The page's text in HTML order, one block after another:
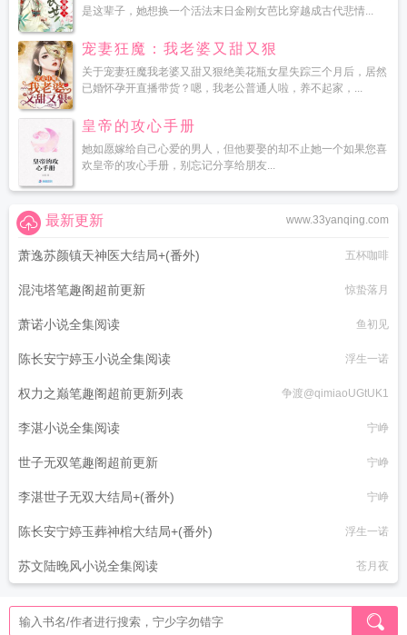
是这辈子，她想换一个活法末日金刚女芭比穿越成古代悲情...
宠妻狂魔：我老婆又甜又狠
关于宠妻狂魔我老婆又甜又狠绝美花瓶女星失踪三个月后，居然
已婚怀孕开直播带货？嗯，我老公普通人啦，养不起家，...
皇帝的攻心手册
她如愿嫁给自己心爱的男人，但他要娶的却不止她一个如果您喜
欢皇帝的攻心手册，别忘记分享给朋友...
www.33yanqing.com
最新更新
萧逸苏颜镇天神医大结局+(番外) 五杯咖啡
混沌塔笔趣阁超前更新 惊蛰落月
萧诺小说全集阅读 鱼初见
陈长安宁婷玉小说全集阅读 浮生一诺
权力之巅笔趣阁超前更新列表 争渡@qimiaoUGtUK1
李湛小说全集阅读 宁峥
世子无双笔趣阁超前更新 宁峥
李湛世子无双大结局+(番外) 宁峥
陈长安宁婷玉葬神棺大结局+(番外) 浮生一诺
苏文陆晚风小说全集阅读 苍月夜